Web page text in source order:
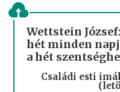
Wettstein
hét minden
a hét
Családi esti